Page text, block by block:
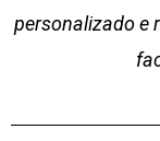
personalizado e